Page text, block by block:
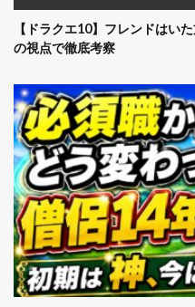
【ドラクエ10】フレンドはい
の視点で徹底考察